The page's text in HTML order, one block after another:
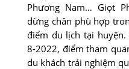
Phương Nam… Giọt
dừng chân phù hợp
điểm du lịch tại
8-2022, điểm tham
du khách trải nghiệm